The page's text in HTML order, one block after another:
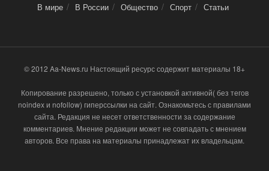
В мире В России Общество Спорт Статьи
© 2012 Aa-News.ru Настоящий ресурс содержит материалы 18+
Копирование разрешено, только с установкой активной( без тегов
noindex и nofollow) гиперссылки на сайт. Ознакомьтесь с правилами
сайта. Редакция не несет ответственности за содержание
комментариев. Мнение редакции может не совпадать с мнением
авторов. Все права на материалы принадлежат их владельцам.